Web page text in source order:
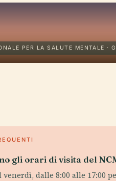
PER LA SALUTE MENTALE ·
gli orari di visita del
venerdì, dalle 8:00 alle